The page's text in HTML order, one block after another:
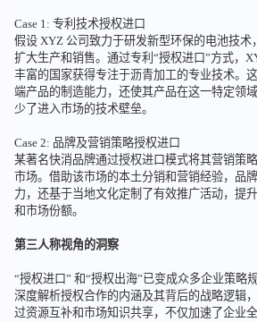
Case 1: 专利技术授权进口
假设 XYZ 公司致力于研发新型环保的电池技术
扩大生产和销售。通过专利“授权进口”方式，
丰富的国家获得专注于沥青加工的专业技术。
端产品的制造能力，还使其产品在这一特定领
少了进入市场的技术壁垒。
Case 2: 品牌及营销策略授权进口
某著名快消品牌通过授权进口模式将其营销策
市场。借助该市场的本土分销和营销经验，品
力，还基于当地文化定制了有效推广活动，提
和市场份额。
第三人称视角的洞察
“授权进口” 和“授权出海”已变成众多企业策略
深度解析授权合作的内涵及其背后的战略逻辑
过资源互补和市场知识共享，不仅加速了企业